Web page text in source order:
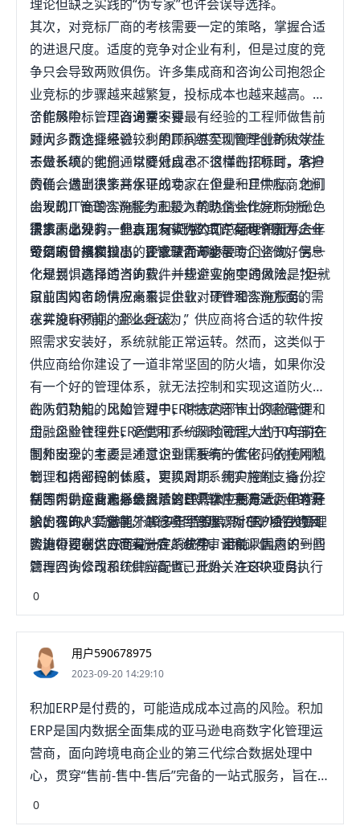
理论但缺乏实践的“伪专家”也许会误导选择。
其次，对竞标厂商的考核需要一定的策略，掌握合适
的进退尺度。适度的竞争对企业有利，但是过度的竞
争只会导致两败俱伤。许多集成商和咨询公司抱怨企
业竞标的步骤越来越繁复，投标成本也越来越高。为
了能够中标，厂商通常安排最有经验的工程师做售前
顾问，而选择经验较少的顾问甚至刚刚毕业的大学生
去做系统的实施，以降低成本。这样在招标时，客户
的确会遇到很多高水平的专家。但是一旦中标，他们
会发现厂商的实施能力和投入的热情会比竞标时逊色
很多。此外，一些真正有实力的IT厂商也许因为企业
苛刻的价格和过高的要求望而却步。
合作风险：管理咨询要不要
对大多数企业来说，利用IT系统实现管理创新和效益
不是长项。他们通常要对自己不很懂的IT项目，承担
责任，做出决策并保证成功。在企业和IT供应商之间
出现的IT管理咨询服务正是为帮助企业作好IT分析和
决策而出现的。北京用友软件公司总经理郭新平去年
毁信末曾撰文指出，IT管理咨询能帮助企业做好信息
化规划，选择适当的软件并规避实施中的风险。“但就
目前国内市场情况来看，企业对IT管理咨询方面的需
求并没有预期的那么旺盛。”
需求未必没有，但表现“不旺盛”或许有两个原因，一
个是项目规模较小，企业认为不必要专门咨询；另一
个是畏惧高昂的咨询费。一些企业的变通做法是找一
家业内知名的供应商来提供软、硬件和实施服务。
在实施ERP前，企业会认为，供应商将合适的软件按
照需求安装好，系统就能正常运转。然而，这类似于
供应商给你建设了一道非常坚固的防火墙，如果你没
有一个好的管理体系，就无法控制和实现这道防火墙
的防范功能。比如，对于ERP特定环节上的密码使
用，企业往往在ERP使用了一段时间后，出于内部控
制和安全的考虑，才意识到需要有一套密码的使用机
制，包括密码的长度、更换周期、用户控制、备份控
制等，供应商未必会提示这些具体应用方法，但有经
验的咨询人员就能了解这些“控制点”所在，会在项目
实施中要求供应商设计在系统中，避免以后意识到问
题再回头修改系统肆辩配置。此外，在ERP项目执行
过程中，如果项目隐藏了缺陷，企业往往难以察觉。
IT咨询顾问的作用就在于，指出项目中的“控制点”，
提供解决方法，控制ERP实施中的风险。
在人们熟知的风险管理中，除去内部审计风险管理和
金融风险管理外，运营和系统风险管理大约10年前在
国外出现，主要是通过企业IT系统的优化，依托风险
管理和内部控制体系，实现对IT系统实施的支持，包
括：帮助企业选择最合适的ERP软件来满足企业的需
求；在ERP实施中，进行项目管理，对ERP项目的风
险进行控制；ERP实施后，进行审计和评估。
在国内，运营和系统风险管理需求主要是近两年才开
始出现的。凭借国外10多年经验积累，国外的大管理
咨询公司在这方面有一定的优势。目前，国内的一些
管理咨询公司和IT供应商也已开始关注这块业务。
0
用户590678975
2023-09-20 14:29:10
积加ERP是付费的，可能造成成本过高的风险。积加
ERP是国内数据全面集成的亚马逊电商数字化管理运
营商，面向跨境电商企业的第三代综合数据处理中
心，贯穿“售前-售中-售后”完备的一站式服务，旨在为
跨境电商解决“业务+供应链+财务”一体化数智管理的
ERP解决方案。用户可以通过自己搭销的需求来选择
0